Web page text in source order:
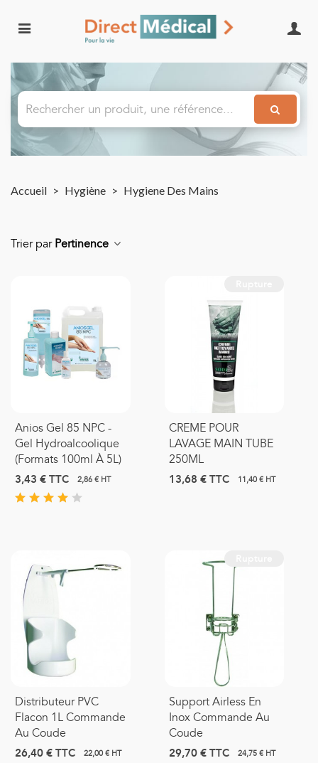
Accueil > Hygiène > Hygiene Des Mains
Trier par Pertinence
Anios Gel 85 NPC -
Gel Hydroalcoolique
(formats 100ml À 5L)
3,43 €TTC 2,86 € HT
CREME POUR
LAVAGE MAIN TUBE
250ML
13,68 €TTC 11,40 € HT
Distributeur PVC
Flacon 1L Commande
Au Coude
26,40 €TTC 22,00 € HT
Support Airless En
Inox Commande Au
Coude
29,70 €TTC 24,75 € HT